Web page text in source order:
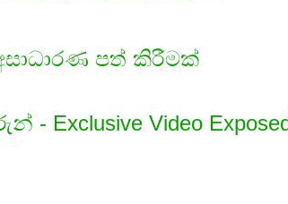
පත් කිරීමක්
Exclusive Video